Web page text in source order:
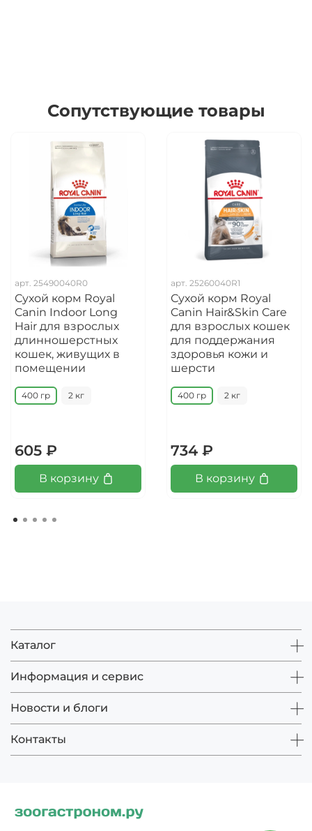
Сопутствующие товары
арт. 25490040R0
Сухой корм Royal
Canin Indoor Long
Hair для взрослых
длинношерстных
кошек, живущих в
помещении
400 гр 2 кг
605 ₽
В корзину
арт. 25260040R1
Сухой корм Royal
Canin Hair&Skin Care
для взрослых кошек
для поддержания
здоровья кожи и
шерсти
400 гр 2 кг
734 ₽
В корзину
Каталог
Информация и сервис
Новости и блоги
Контакты